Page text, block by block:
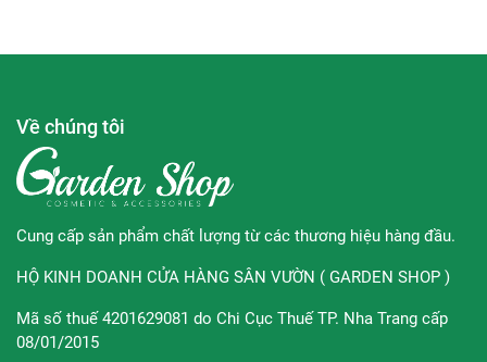
độ nguy hại đối với làn da.
sản phẩm trên da mụn.
- Kết cấu dạng nước, thẩm thấu nhanh chóng khi thoa lên
da, mang lại giác thoải mái, dễ chịu không gây nhờn dính.
✿Loại da phù hợp:
- Dành cho mọi loại da, kể cả da nhạy cảm, da mụn.
- Dành cho những làn da đang gặp vấn đề về mụn sưng,
viêm.
Về chúng tôi
Cung cấp sản phẩm chất lượng từ các thương hiệu hàng đầu.
HỘ KINH DOANH CỬA HÀNG SÂN VƯỜN ( GARDEN SHOP )
Mã số thuế 4201629081 do Chi Cục Thuế TP. Nha Trang cấp
08/01/2015